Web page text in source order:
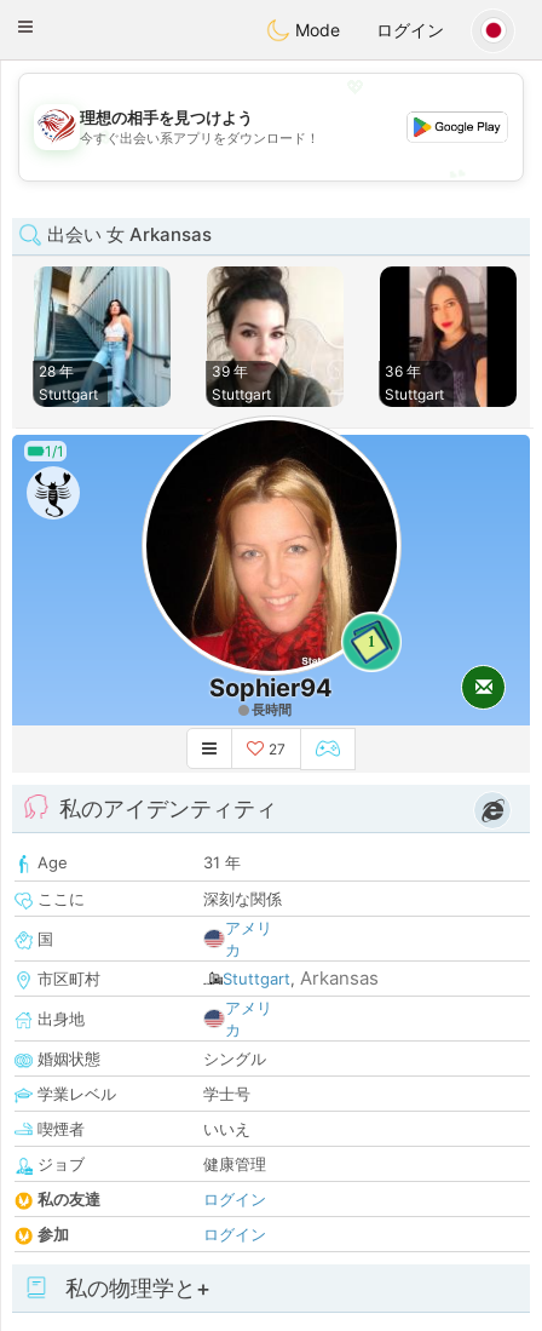
StatesDating
Toggle
Mode ログイン
💖
💕
理想の相手を見つけよう
今すぐ出会い系アプリをダウンロード！
出会い 女 Arkansas
28 年
Stuttgart
39 年
Stuttgart
36 年
Stuttgart
1/1
1
Sophier94
長時間
27
私のアイデンティティ
Age
31 年
ここに
深刻な関係
国
アメリ
カ
市区町村
Stuttgart, Arkansas
出身地
アメリ
カ
婚姻状態
シングル
学業レベル
学士号
喫煙者
いいえ
ジョブ
健康管理
私の友達
ログイン
参加
ログイン
私の物理学と+